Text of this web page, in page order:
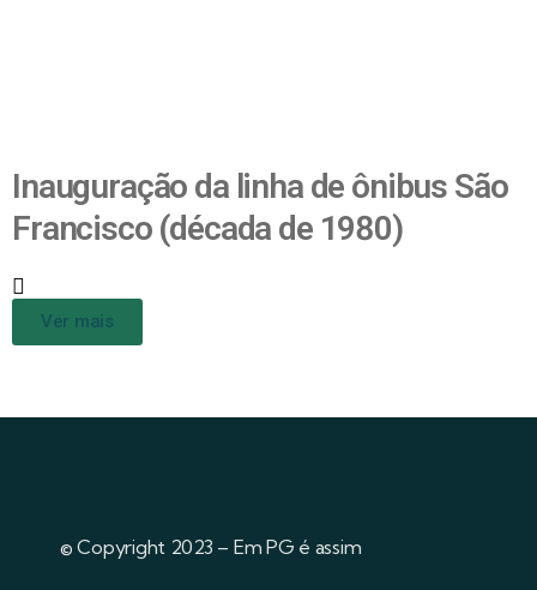
Inauguração da linha de ônibus São
Francisco (década de 1980)
Ver mais
© Copyright 2023 – Em PG é assim